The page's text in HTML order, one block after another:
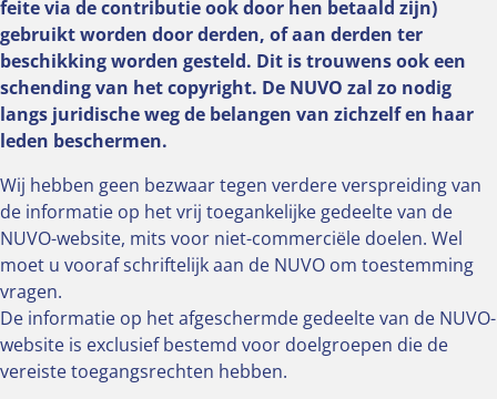
feite via de contributie ook door hen betaald zijn)
gebruikt worden door derden, of aan derden ter
beschikking worden gesteld. Dit is trouwens ook een
schending van het copyright. De NUVO zal zo nodig
langs juridische weg de belangen van zichzelf en haar
leden beschermen.
Wij hebben geen bezwaar tegen verdere verspreiding van
de informatie op het vrij toegankelijke gedeelte van de
NUVO-website, mits voor niet-commerciële doelen. Wel
moet u vooraf schriftelijk aan de NUVO om toestemming
vragen.
De informatie op het afgeschermde gedeelte van de NUVO-
website is exclusief bestemd voor doelgroepen die de
vereiste toegangsrechten hebben.